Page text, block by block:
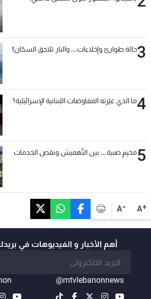
A+
A-
3حالة طوارئ وإخلاءات... والنار تلاحق السكان!
4ما الذي غيّرته المفاوضات اللبنانية الإسرائيلية؟
5مخيم ضبية... بين التَّهميش ونقص الخدمات
أهم الأخبار و الفيديوهات في
@mtvlebanonnews